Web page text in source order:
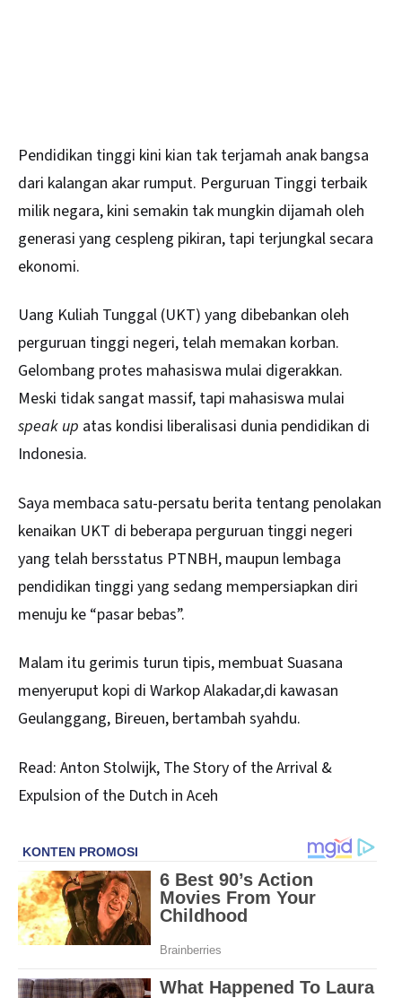
Pendidikan tinggi kini kian tak terjamah anak bangsa
dari kalangan akar rumput. Perguruan Tinggi terbaik
milik negara, kini semakin tak mungkin dijamah oleh
generasi yang cespleng pikiran, tapi terjungkal secara
ekonomi.
Uang Kuliah Tunggal (UKT) yang dibebankan oleh
perguruan tinggi negeri, telah memakan korban.
Gelombang protes mahasiswa mulai digerakkan.
Meski tidak sangat massif, tapi mahasiswa mulai
speak up atas kondisi liberalisasi dunia pendidikan di
Indonesia.
Saya membaca satu-persatu berita tentang penolakan
kenaikan UKT di beberapa perguruan tinggi negeri
yang telah bersstatus PTNBH, maupun lembaga
pendidikan tinggi yang sedang mempersiapkan diri
menuju ke “pasar bebas”.
Malam itu gerimis turun tipis, membuat Suasana
menyeruput kopi di Warkop Alakadar,di kawasan
Geulanggang, Bireuen, bertambah syahdu.
Read: Anton Stolwijk, The Story of the Arrival &
Expulsion of the Dutch in Aceh